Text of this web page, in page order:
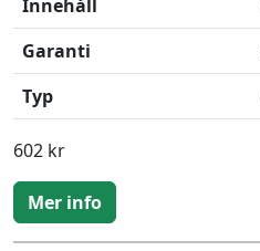
Innehåll
Garanti
Typ
602 kr
Mer info